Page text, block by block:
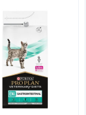
350г